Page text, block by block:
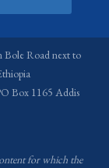
Bole Road next to
Box 1165 Addis
for which the